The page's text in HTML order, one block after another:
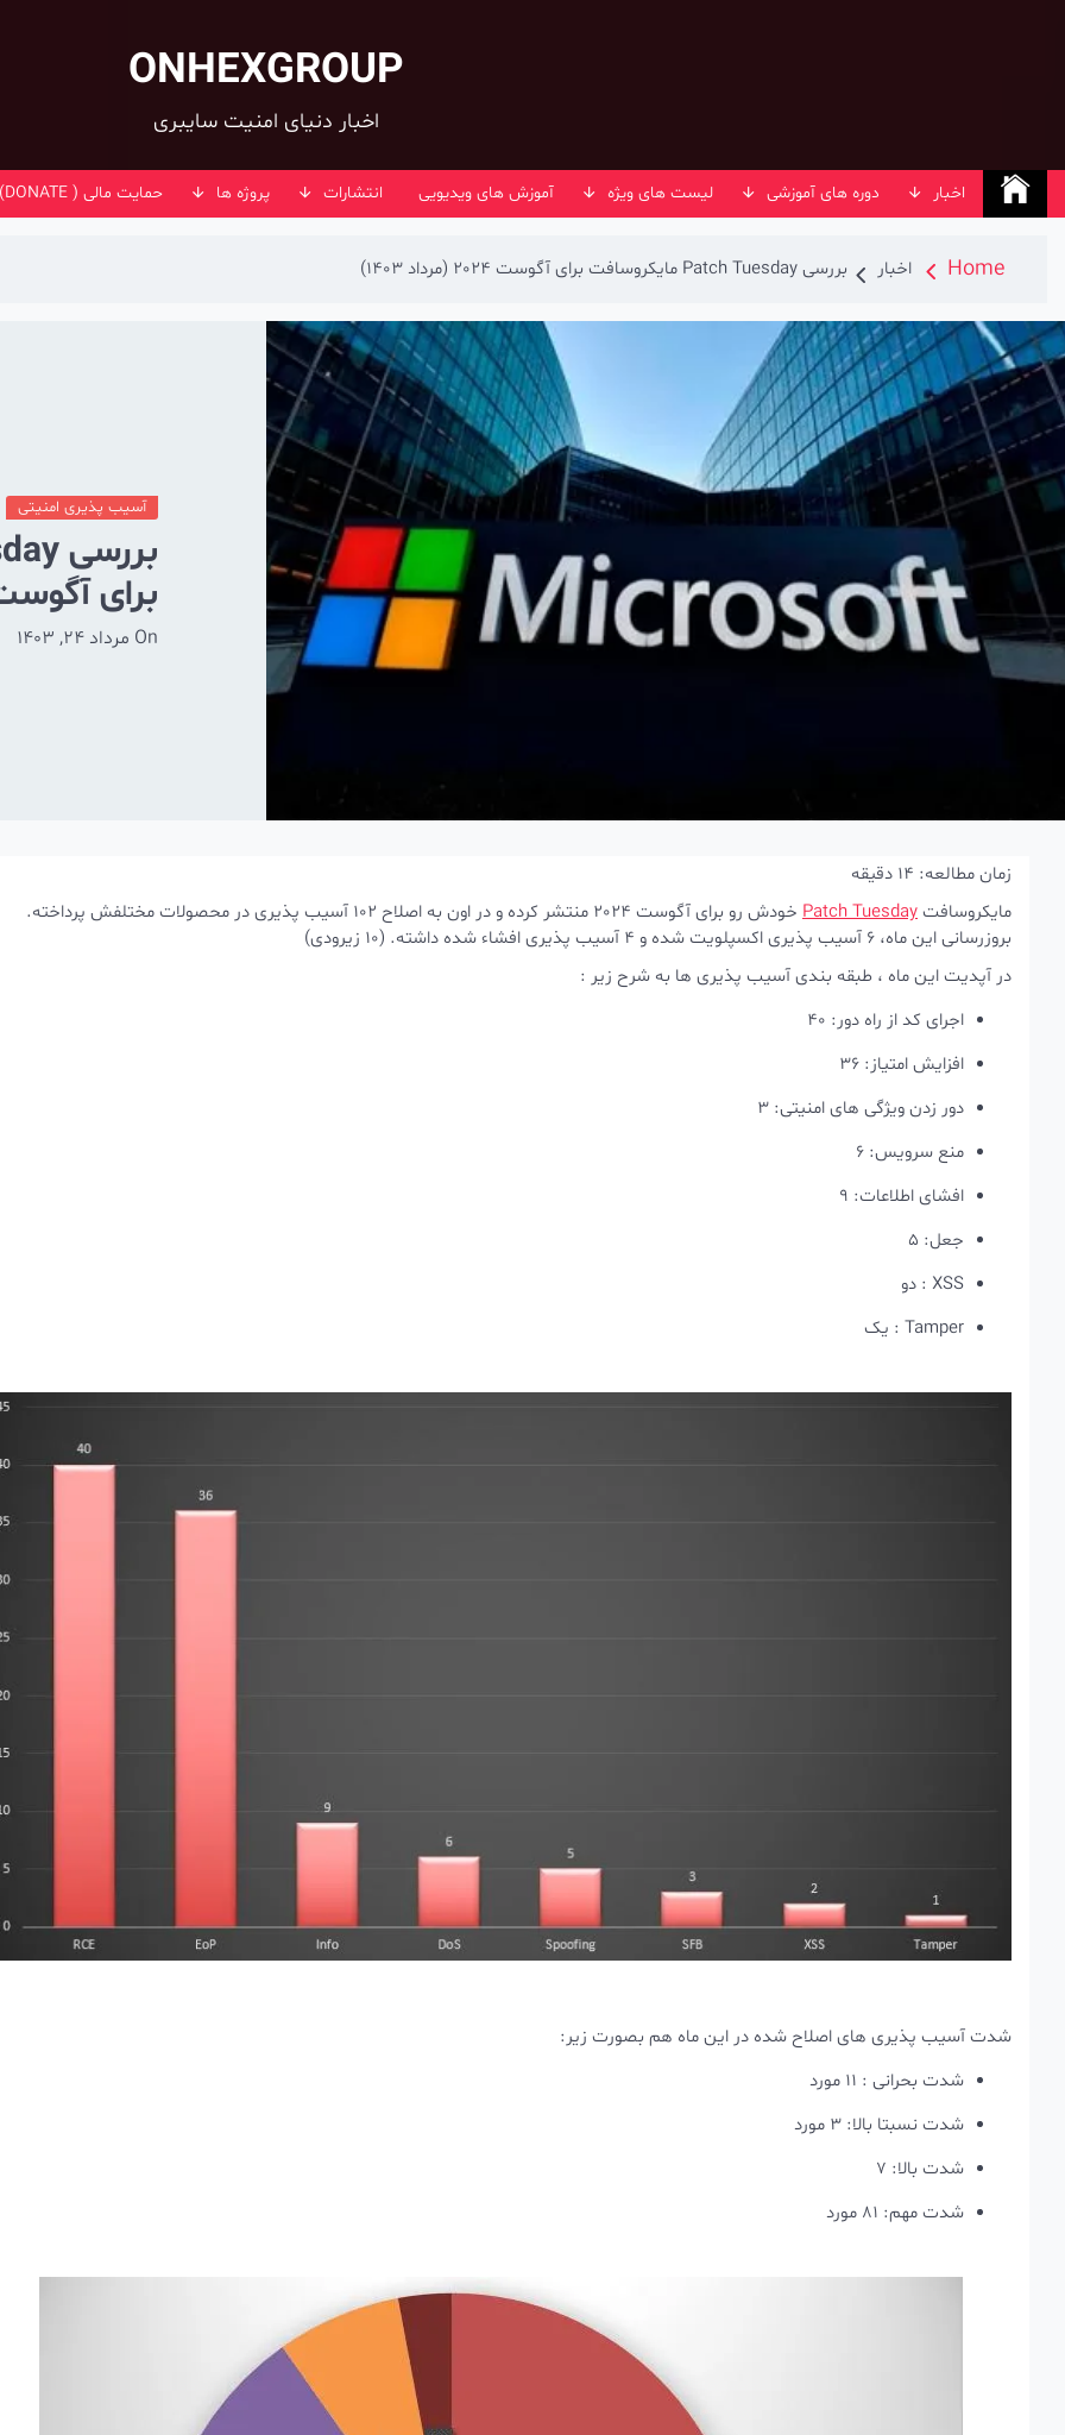
ONHEXGROUP
اخبار دنیای امنیت سایبری
اخبار دوره های آموزشی لیست های ویژه آموزش های ویدیویی انتشارات پروژه ها حمایت مالی ( DONATE)
Home اخبار بررسی Patch Tuesday مایکروسافت برای آگوست 2024 (مرداد 1403)
آسیب پذیری امنیتی
برای آگوست 2024 (مرداد
On مرداد 24, 1403
زمان مطالعه: 14 دقیقه
مایکروسافتPatch Tuesday
خودش رو برای آگوست 2024 منتشر کرده و در اون به اصلاح 102 آسیب پذیری در محصولات مختلفش پرداخته.
بروزرسانی این ماه، 6 آسیب پذیری اکسپلویت شده و 4 آسیب پذیری افشاء شده داشته. (10 زیرودی)
در آپدیت این ماه ، طبقه بندی آسیب پذیری ها به شرح زیر :
اجرای کد از راه دور: 40
افزایش امتیاز: 36
دور زدن ویژگی های امنیتی: 3
منع سرویس: 6
افشای اطلاعات: 9
جعل: 5
XSS : دو
Tamper : یک
شدت آسیب پذیری های اصلاح شده در این ماه هم بصورت زیر:
شدت بحرانی : 11 مورد
شدت نسبتا بالا: 3 مورد
شدت بالا: 7
شدت مهم: 81 مورد